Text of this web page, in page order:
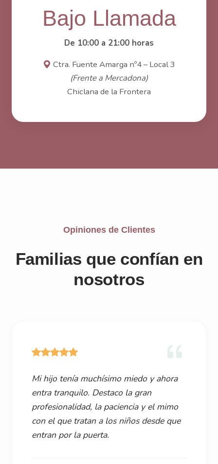
Bajo Llamada
De 10:00 a 21:00 horas
Ctra. Fuente Amarga nº4 – Local 3
(Frente a Mercadona)
Chiclana de la Frontera
Opiniones de Clientes
Familias que confían en
nosotros
Mi hijo tenía muchísimo miedo y ahora
entra tranquilo. Destaco la gran
profesionalidad, la paciencia y el mimo
con el que tratan a los niños desde que
entran por la puerta.